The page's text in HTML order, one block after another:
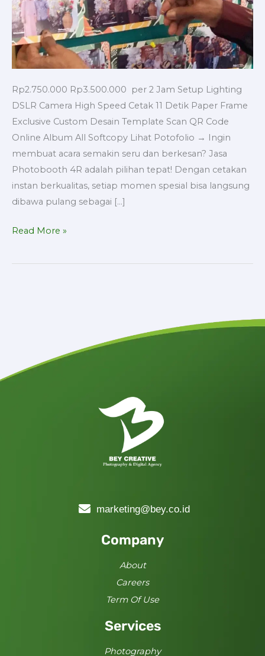
Rp2.750.000 Rp3.500.000 per 2 Jam Setup Lighting
DSLR Camera High Speed Cetak 11 Detik Paper Frame
Exclusive Custom Desain Template Scan QR Code
Online Album All Softcopy Lihat Potofolio → Ingin
membuat acara semakin seru dan berkesan? Jasa
Photobooth 4R adalah pilihan tepat! Dengan cetakan
instan berkualitas, setiap momen spesial bisa langsung
dibawa pulang sebagai […]
Read More »
marketing@bey.co.id
Company
About
Careers
Term Of Use
Services
Photography